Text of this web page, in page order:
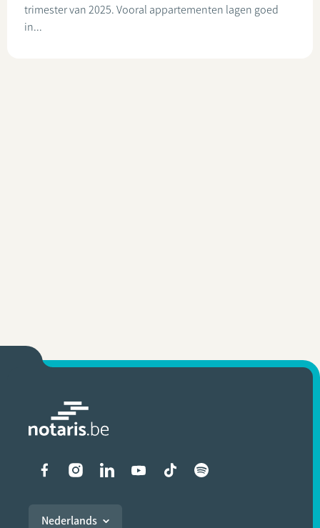
trimester van 2025. Vooral appartementen lagen goed
in...
Liens vers les réseaux
Nederlands